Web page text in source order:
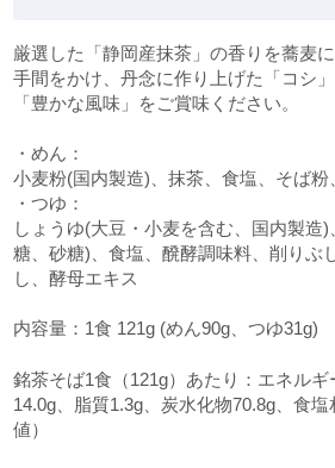
厳選した「静岡産抹茶」の香りを蕎麦
手間をかけ、丹念に作り上げた「コシ」
「豊かな風味」をご賞味ください。
・めん：
小麦粉(国内製造)、抹茶、食塩、そば粉
・つゆ：
しょうゆ(大豆・小麦を含む、国内製造
糖、砂糖)、食塩、醗酵調味料、削りぶ
し、酵母エキス
内容量：1食 121g (めん90g、つゆ31g)
銘茶そば1食（121g）あたり：エネル
14.0g、脂質1.3g、炭水化物70.8g、食
値）